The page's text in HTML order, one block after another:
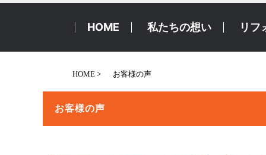
HOME 私たちの想い リフ
HOME お客様の声
お客様の声